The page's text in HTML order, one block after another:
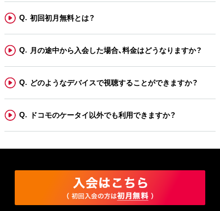
初回初月無料とは？
月の途中から入会した場合、料金はどうなりますか？
どのようなデバイスで視聴することができますか？
ドコモのケータイ以外でも利用できますか？